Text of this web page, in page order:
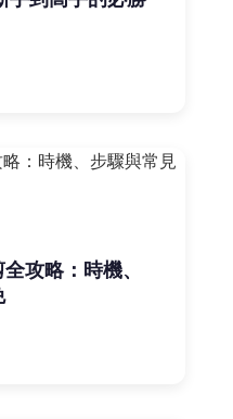
攻略：時機、